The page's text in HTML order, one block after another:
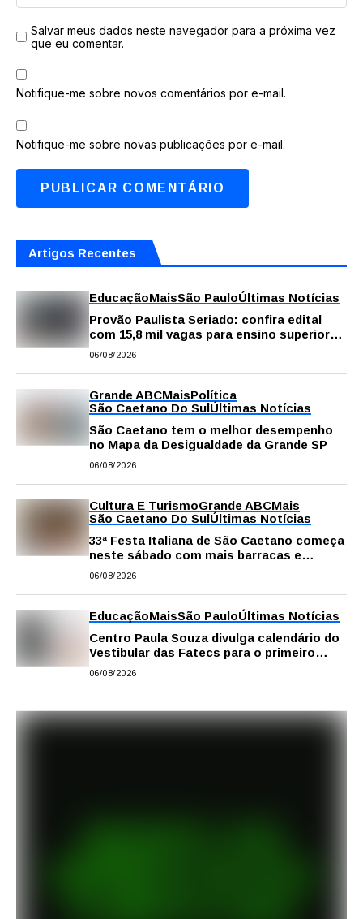
Salvar meus dados neste navegador para a próxima vez
que eu comentar.
Notifique-me sobre novos comentários por e-mail.
Notifique-me sobre novas publicações por e-mail.
Artigos Recentes
EducaçãoMaisSão PauloÚltimas Notícias
Provão Paulista Seriado: confira edital
com 15,8 mil vagas para ensino superior
público
06/08/2026
Grande ABCMaisPolítica
São Caetano Do SulÚltimas Notícias
São Caetano tem o melhor desempenho
no Mapa da Desigualdade da Grande SP
06/08/2026
Cultura E TurismoGrande ABCMais
São Caetano Do SulÚltimas Notícias
33ª Festa Italiana de São Caetano começa
neste sábado com mais barracas e
novidades em decoração e atrações
06/08/2026
EducaçãoMaisSão PauloÚltimas Notícias
Centro Paula Souza divulga calendário do
Vestibular das Fatecs para o primeiro
semestre de 2027
06/08/2026